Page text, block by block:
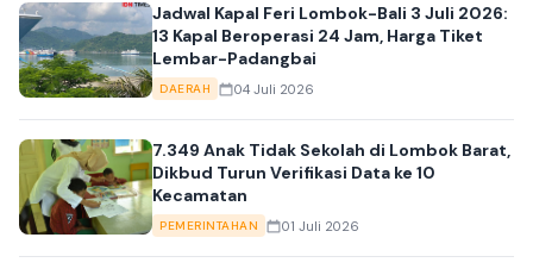
Jadwal Kapal Feri Lombok-Bali 3 Juli 2026:
13 Kapal Beroperasi 24 Jam, Harga Tiket
Lembar-Padangbai
DAERAH 04 Juli 2026
7.349 Anak Tidak Sekolah di Lombok Barat,
Dikbud Turun Verifikasi Data ke 10
Kecamatan
PEMERINTAHAN 01 Juli 2026